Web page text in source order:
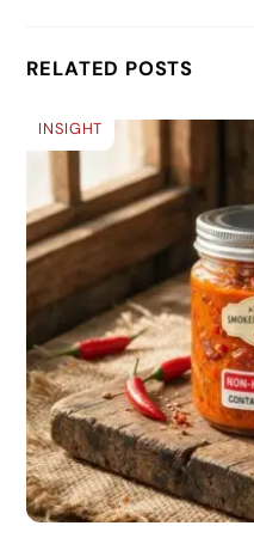
RELATED POSTS
INSIGHT